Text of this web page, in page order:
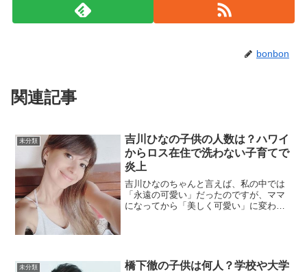
bonbon
関連記事
未分類
吉川ひなの子供の人数は？ハワイ
からロス在住で洗わない子育てで
炎上
吉川ひなのちゃんと言えば、私の中では
「永遠の可愛い」だったのですが、ママ
になってから「美しく可愛い」に変わり
未分類
橋下徹の子供は何人？学校や大学